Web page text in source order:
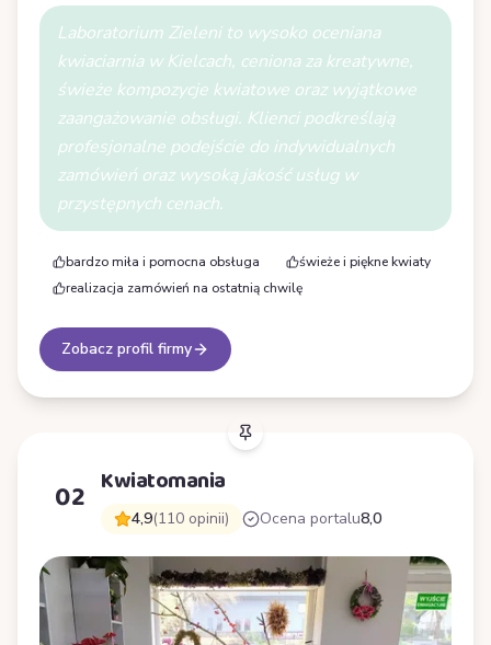
Laboratorium Zieleni to wysoko oceniana
kwiaciarnia w Kielcach, ceniona za kreatywne,
świeże kompozycje kwiatowe oraz wyjątkowe
zaangażowanie obsługi. Klienci podkreślają
profesjonalne podejście do indywidualnych
zamówień oraz wysoką jakość usług w
przystępnych cenach.
bardzo miła i pomocna obsługa
świeże i piękne kwiaty
realizacja zamówień na ostatnią chwilę
Zobacz profil firmy
02 Kwiatomania
4,9(110 opinii) Ocena portalu8,0